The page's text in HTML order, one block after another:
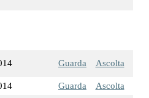
Guarda Ascolta
Guarda
Ascolta